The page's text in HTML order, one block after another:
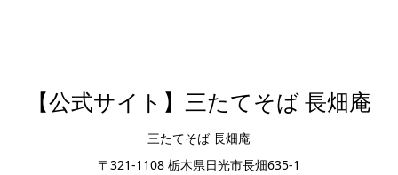
【公式サイト】三たてそば 長畑庵
三たてそば 長畑庵
〒321-1108 栃木県日光市長畑635-1